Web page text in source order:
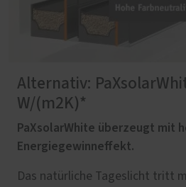
Alternativ:
W/(m2K)*
PaXsolarWhite überzeugt mit
Energiegewinneffekt.
Das natürliche Tageslicht tritt